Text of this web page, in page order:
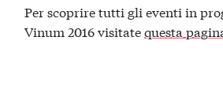
Per scoprire tutti gli eventi in
Vinum 2016 visitatequesta